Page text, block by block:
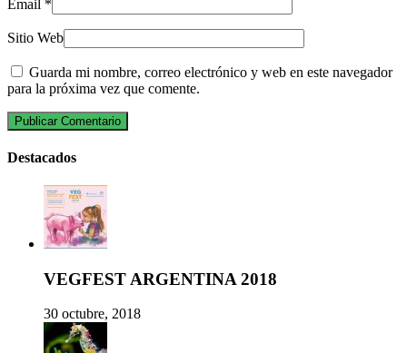
Email *
Sitio Web
Guarda mi nombre, correo electrónico y web en este navegador
para la próxima vez que comente.
Destacados
VEGFEST ARGENTINA 2018
30 octubre, 2018